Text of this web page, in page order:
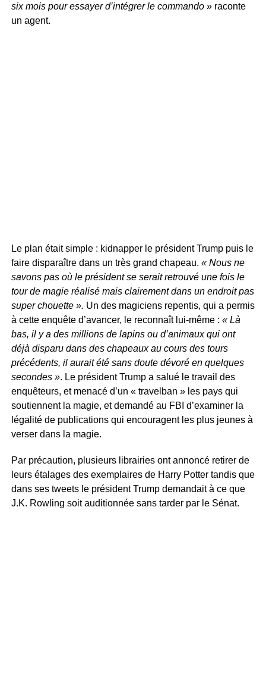
six mois pour essayer d’intégrer le commando » raconte
un agent.
Le plan était simple : kidnapper le président Trump puis le
faire disparaître dans un très grand chapeau. « Nous ne
savons pas où le président se serait retrouvé une fois le
tour de magie réalisé mais clairement dans un endroit pas
super chouette ». Un des magiciens repentis, qui a permis
à cette enquête d’avancer, le reconnaît lui-même : « Là
bas, il y a des millions de lapins ou d’animaux qui ont
déjà disparu dans des chapeaux au cours des tours
précédents, il aurait été sans doute dévoré en quelques
secondes ». Le président Trump a salué le travail des
enquêteurs, et menacé d’un « travelban » les pays qui
soutiennent la magie, et demandé au FBI d’examiner la
légalité de publications qui encouragent les plus jeunes à
verser dans la magie.
Par précaution, plusieurs librairies ont annoncé retirer de
leurs étalages des exemplaires de Harry Potter tandis que
dans ses tweets le président Trump demandait à ce que
J.K. Rowling soit auditionnée sans tarder par le Sénat.